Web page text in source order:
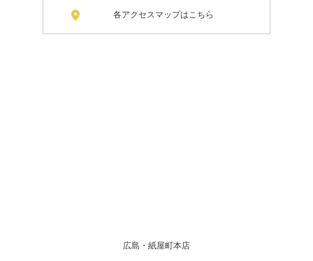
各アクセスマップはこちら
広島・紙屋町本店